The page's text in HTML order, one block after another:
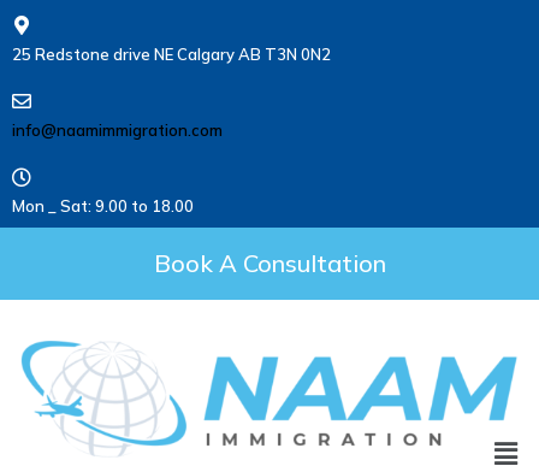
25 Redstone drive NE Calgary AB T3N 0N2
info@naamimmigration.com
Mon _ Sat: 9.00 to 18.00
Book A Consultation